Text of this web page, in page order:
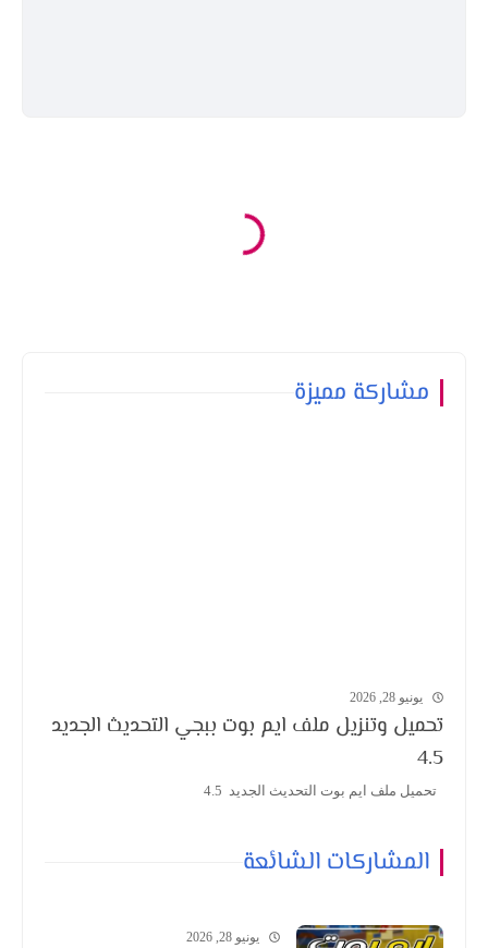
مشاركة مميزة
يونيو 28, 2026
تحميل وتنزيل ملف ايم بوت ببجي التحديث الجديد
4.5
تحميل ملف ايم بوت التحديث الجديد 4.5
المشاركات الشائعة
يونيو 28, 2026